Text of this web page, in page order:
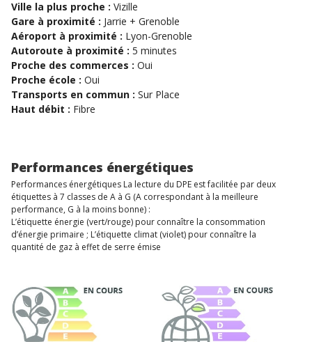
Ville la plus proche : Vizille
Gare à proximité : Jarrie + Grenoble
Aéroport à proximité : Lyon-Grenoble
Autoroute à proximité : 5 minutes
Proche des commerces : Oui
Proche école : Oui
Transports en commun : Sur Place
Haut débit : Fibre
Performances énergétiques
Performances énergétiques La lecture du DPE est facilitée par deux
étiquettes à 7 classes de A à G (A correspondant à la meilleure
performance, G à la moins bonne) :
L’étiquette énergie (vert/rouge) pour connaître la consommation
d’énergie primaire ; L’étiquette climat (violet) pour connaître la
quantité de gaz à effet de serre émise